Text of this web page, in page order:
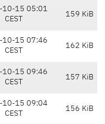
10-15 05:01
CEST
159 KiB
10-15 07:46
CEST
162 KiB
10-15 09:46
CEST
157 KiB
10-15 09:04
CEST
156 KiB